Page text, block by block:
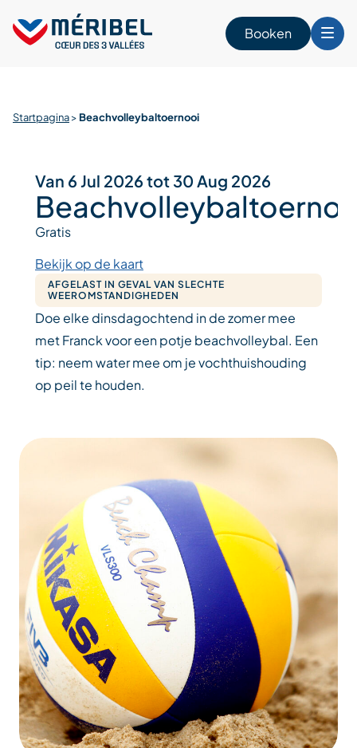
content
Booken
Startpagina> Beachvolleybaltoernooi
Van 6 Jul 2026 tot 30 Aug 2026
Gratis
Bekijk op de kaart
AFGELAST IN GEVAL VAN SLECHTE
WEEROMSTANDIGHEDEN
Doe elke dinsdagochtend in de zomer mee
met Franck voor een potje beachvolleybal. Een
tip: neem water mee om je vochthuishouding
op peil te houden.